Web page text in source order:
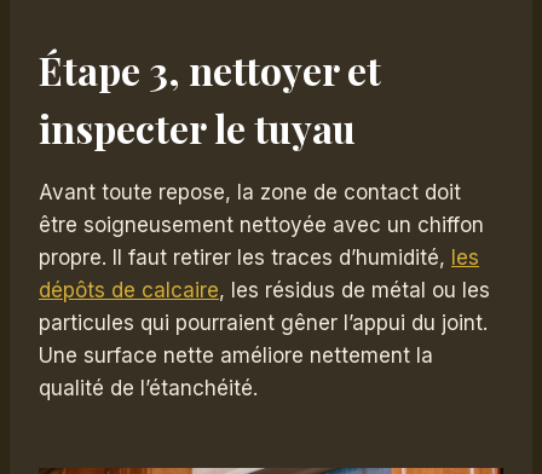
Étape 3, nettoyer et
inspecter le tuyau
Avant toute repose, la zone de contact doit
être soigneusement nettoyée avec un chiffon
propre. Il faut retirer les traces d’humidité, les
dépôts de calcaire, les résidus de métal ou les
particules qui pourraient gêner l’appui du joint.
Une surface nette améliore nettement la
qualité de l’étanchéité.